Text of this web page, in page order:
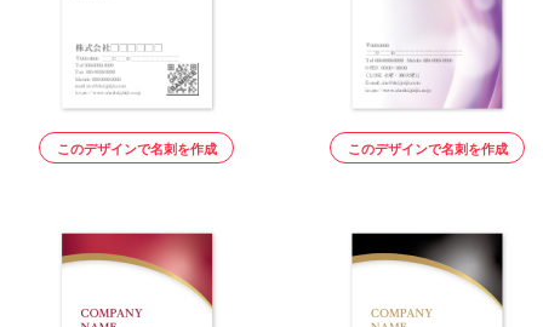
このデザインで名刺を作成 このデザインで名刺を作成